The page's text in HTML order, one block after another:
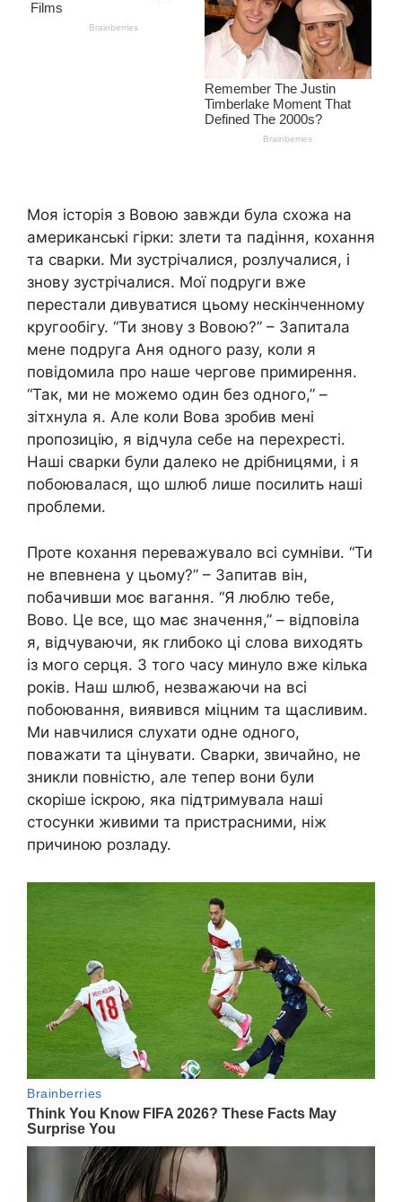
Моя історія з Вовою завжди була схожа на
американські гірки: злети та падіння, кохання
та сварки. Ми зустрічалися, розлучалися, і
знову зустрічалися. Мої подруги вже
перестали дивуватися цьому нескінченному
кругообігу. “Ти знову з Вовою?” – Запитала
мене подруга Аня одного разу, коли я
повідомила про наше чергове примирення.
“Так, ми не можемо один без одного,” –
зітхнула я. Але коли Вова зробив мені
пропозицію, я відчула себе на перехресті.
Наші сварки були далеко не дрібницями, і я
побоювалася, що шлюб лише посилить наші
проблеми.
Проте кохання переважувало всі сумніви. “Ти
не впевнена у цьому?” – Запитав він,
побачивши моє вагання. “Я люблю тебе,
Вово. Це все, що має значення,” – відповіла
я, відчуваючи, як глибоко ці слова виходять
із мого серця. З того часу минуло вже кілька
років. Наш шлюб, незважаючи на всі
побоювання, виявився міцним та щасливим.
Ми навчилися слухати одне одного,
поважати та цінувати. Сварки, звичайно, не
зникли повністю, але тепер вони були
скоріше іскрою, яка підтримувала наші
стосунки живими та пристрасними, ніж
причиною розладу.